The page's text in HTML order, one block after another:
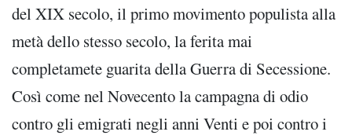
del XIX secolo, il primo movimento populista alla
metà dello stesso secolo, la ferita mai
completamete guarita della Guerra di Secessione.
Così come nel Novecento la campagna di odio
contro gli emigrati negli anni Venti e poi contro i